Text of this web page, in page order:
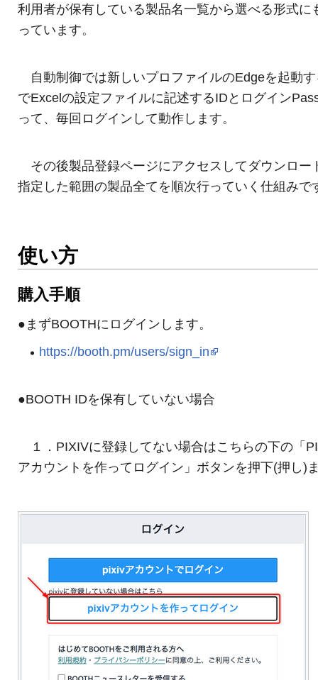
利用者が保有している製品名一覧から選べる形式に
っています。
自動制御では新しいプロファイルのEdgeを起動
でExcelの設定ファイルに記述するIDとログイン
って、毎回ログインして動作します。
その後製品登録ページにアクセスしてダウンロー
指定した範囲の製品全てを順次行っていく仕組みで
使い方
購入手順
●まずBOOTHにログインします。
https://booth.pm/users/sign_in
●BOOTH IDを保有していない場合
１．PIXIVに登録してない場合はこちらの下の「
アカウントを作ってログイン」ボタンを押下(押し)